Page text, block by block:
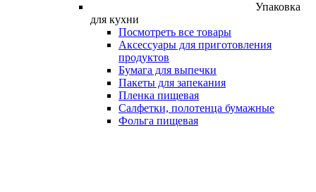
Упаковка
для кухни
Посмотреть все товары
Аксессуары для приготовления
продуктов
Бумага для выпечки
Пакеты для запекания
Пленка пищевая
Салфетки, полотенца бумажные
Фольга пищевая